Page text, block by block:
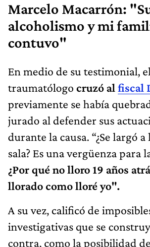
Marcelo Macarrón:
alcoholismo y mi
contuvo"
En medio de su testimonial, el
traumatólogo cruzó al fiscal
previamente se había
jurado al defender sus
durante la causa. “¿Se largó
sala? Es una vergüenza para
¿Por qué no lloro 19 años
llorado como lloré yo".
A su vez, calificó de
investigativas que se
contra, como la posibilidad